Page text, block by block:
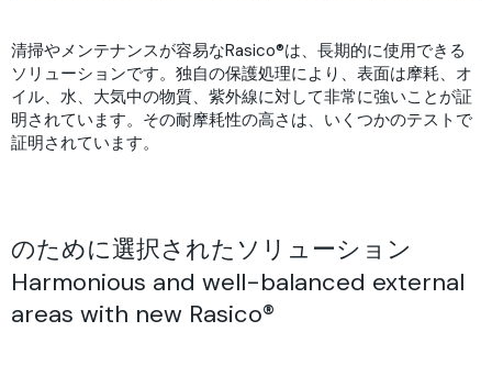
清掃やメンテナンスが容易なRasico®は、長期的に使用できる
ソリューションです。独自の保護処理により、表面は摩耗、オ
イル、水、大気中の物質、紫外線に対して非常に強いことが証
明されています。その耐摩耗性の高さは、いくつかのテストで
証明されています。
のために選択されたソリューション
Harmonious and well-balanced external
areas with new Rasico®